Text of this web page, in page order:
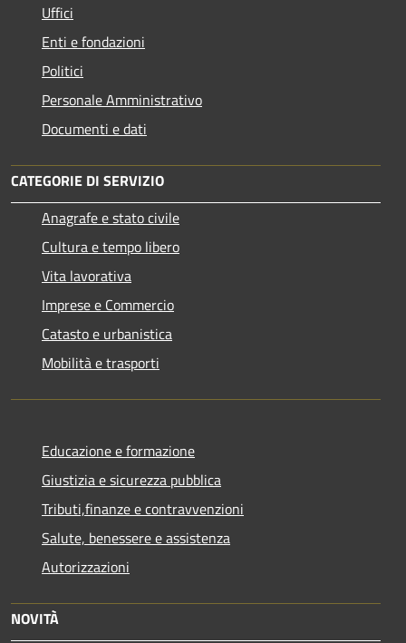
Uffici
Enti e fondazioni
Politici
Personale Amministrativo
Documenti e dati
CATEGORIE DI SERVIZIO
Anagrafe e stato civile
Cultura e tempo libero
Vita lavorativa
Imprese e Commercio
Catasto e urbanistica
Mobilità e trasporti
Educazione e formazione
Giustizia e sicurezza pubblica
Tributi,finanze e contravvenzioni
Salute, benessere e assistenza
Autorizzazioni
NOVITÀ